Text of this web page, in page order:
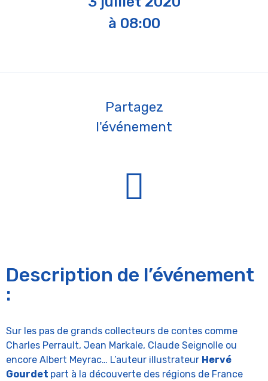
à 08:00
Partagez
l'événement
Description de l’événement
:
Sur les pas de grands collecteurs de contes comme
Charles Perrault, Jean Markale, Claude Seignolle ou
encore Albert Meyrac… L’auteur illustrateur Hervé
Gourdet part à la découverte des régions de France